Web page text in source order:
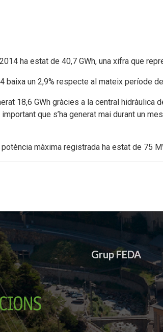
ha estat de 40,7 GWh, una xifra que
baixa un 2,9% respecte al mateix període de
18,6 GWh gràcies a la central hidràulica
que s’ha generat mai durant un
màxima registrada ha estat de 75
Grup FEDA